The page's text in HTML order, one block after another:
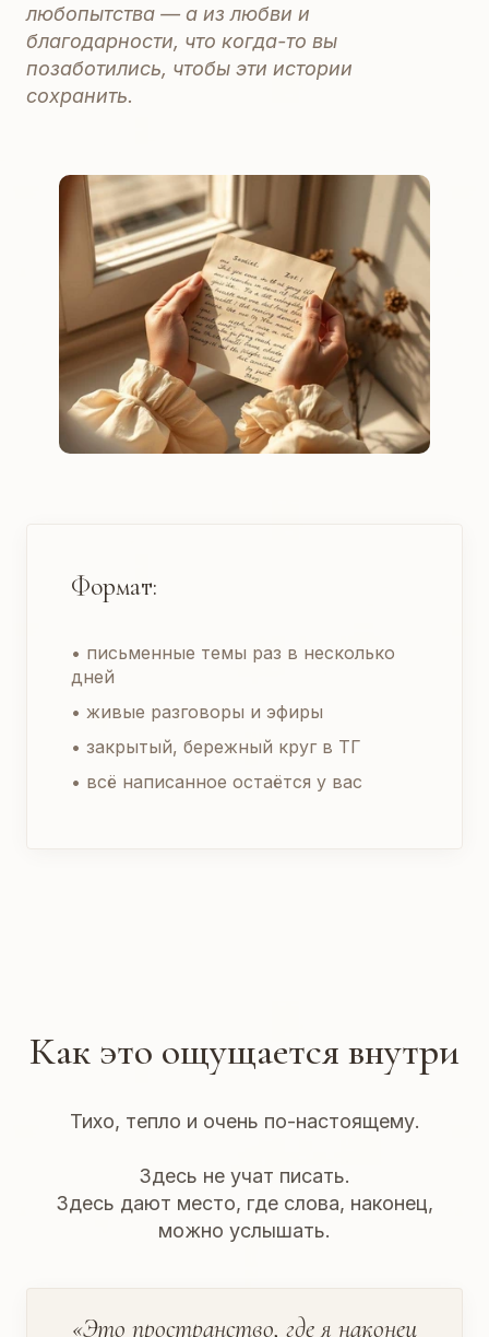
любопытства — а из любви и
благодарности, что когда-то вы
позаботились, чтобы эти истории
сохранить.
Формат:
• письменные темы раз в несколько
дней
• живые разговоры и эфиры
• закрытый, бережный круг в ТГ
• всё написанное остаётся у вас
Как это ощущается внутри
Тихо, тепло и очень по-настоящему.
Здесь не учат писать.
Здесь дают место, где слова, наконец,
можно услышать.
«Это пространство, где я наконец